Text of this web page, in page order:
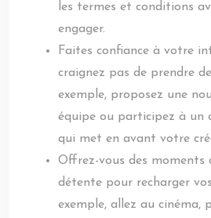
les termes et conditions
engager.
Faites confiance à votre
craignez pas de prendre
exemple, proposez une
équipe ou participez à un
qui met en avant votre
Offrez-vous des moments
détente pour recharger
exemple, allez au cinéma,